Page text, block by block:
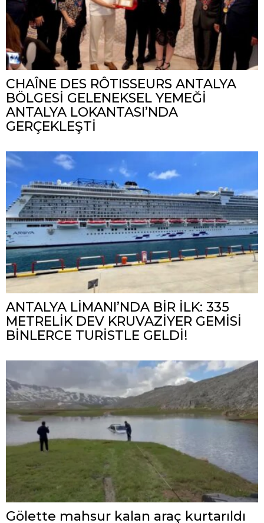
CHAÎNE DES RÔTISSEURS ANTALYA
BÖLGESİ GELENEKSEL YEMEĞİ
ANTALYA LOKANTASI’NDA
GERÇEKLEŞTİ
ANTALYA LİMANI’NDA BİR İLK: 335
METRELİK DEV KRUVAZİYER GEMİSİ
BİNLERCE TURİSTLE GELDİ!
Gölette mahsur kalan araç kurtarıldı